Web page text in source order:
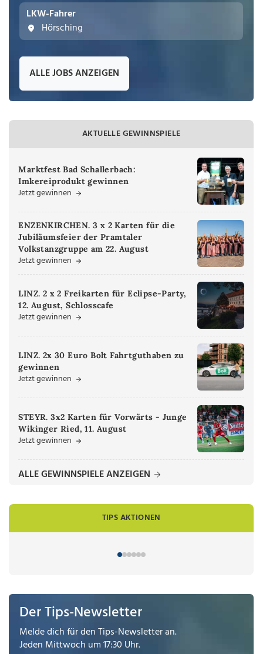
LKW-Fahrer
Hörsching
ALLE JOBS ANZEIGEN
AKTUELLE GEWINNSPIELE
Marktfest Bad Schallerbach:
Imkereiprodukt gewinnen
Jetzt gewinnen
ENZENKIRCHEN. 3 x 2 Karten für die
Jubiläumsfeier der Pramtaler
Volkstanzgruppe am 22. August
Jetzt gewinnen
LINZ. 2 x 2 Freikarten für Eclipse-Party,
12. August, Schlosscafe
Jetzt gewinnen
LINZ. 2x 30 Euro Bolt Fahrtguthaben zu
gewinnen
Jetzt gewinnen
STEYR. 3x2 Karten für Vorwärts - Junge
Wikinger Ried, 11. August
Jetzt gewinnen
ALLE GEWINNSPIELE ANZEIGEN
TIPS AKTIONEN
Der Tips-Newsletter
Melde dich für den Tips-Newsletter an.
Jeden Mittwoch um 17:30 Uhr.